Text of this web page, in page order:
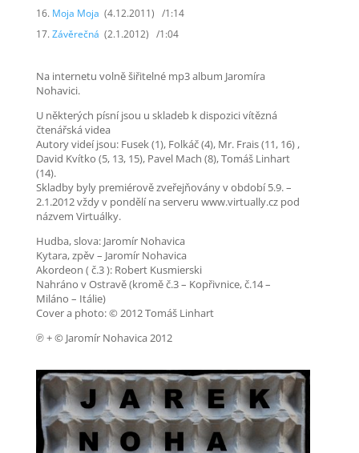
Moja Moja (4.12.2011) /1:14
Závěrečná (2.1.2012) /1:04
Na internetu volně šiřitelné mp3 album Jaromíra
Nohavici.
U některých písní jsou u skladeb k dispozici vítězná
čtenářská videa
Autory videí jsou: Fusek (1), Folkáč (4), Mr. Frais (11, 16) ,
David Kvítko (5, 13, 15), Pavel Mach (8), Tomáš Linhart
(14).
Skladby byly premiérově zveřejňovány v období 5.9. –
2.1.2012 vždy v pondělí na serveru www.virtually.cz pod
názvem Virtuálky.
Hudba, slova: Jaromír Nohavica
Kytara, zpěv – Jaromír Nohavica
Akordeon ( č.3 ): Robert Kusmierski
Nahráno v Ostravě (kromě č.3 – Kopřivnice, č.14 –
Miláno – Itálie)
Cover a photo:© 2012 Tomáš Linhart
℗ + © Jaromír Nohavica 2012